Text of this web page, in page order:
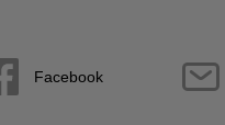
Facebook